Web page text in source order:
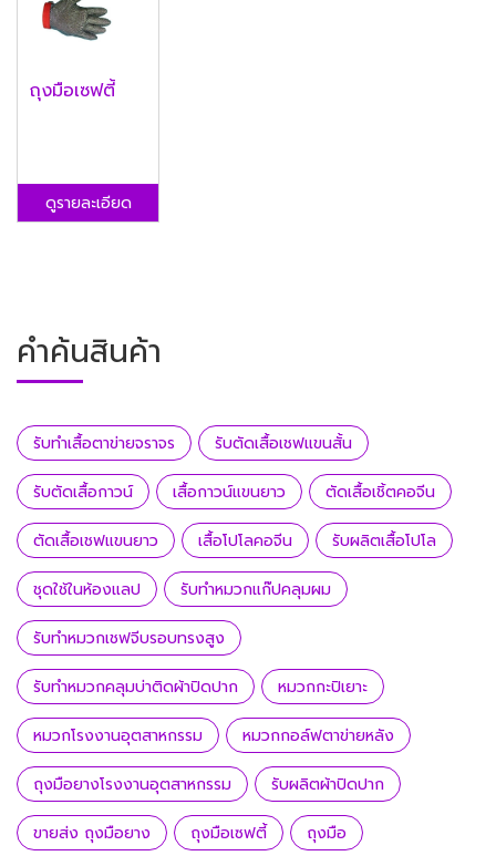
ถุงมือเซฟตี้
ดูรายละเอียด
คำค้นสินค้า
รับทำเสื้อตาข่ายจราจร รับตัดเสื้อเชฟแขนสั้น
รับตัดเสื้อกาวน์ เสื้อกาวน์แขนยาว ตัดเสื้อเชิ้ตคอจีน
ตัดเสื้อเชฟแขนยาว เสื้อโปโลคอจีน รับผลิตเสื้อโปโล
ชุดใช้ในห้องแลป รับทำหมวกแก๊ปคลุมผม
รับทำหมวกเชฟจีบรอบทรงสูง
รับทำหมวกคลุมบ่าติดผ้าปิดปาก หมวกกะปิเยาะ
หมวกโรงงานอุตสาหกรรม หมวกกอล์ฟตาข่ายหลัง
ถุงมือยางโรงงานอุตสาหกรรม รับผลิตผ้าปิดปาก
ขายส่ง ถุงมือยาง ถุงมือเซฟตี้ ถุงมือ